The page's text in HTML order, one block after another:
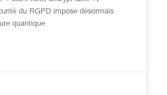
du RGPD impose désormais
quantique